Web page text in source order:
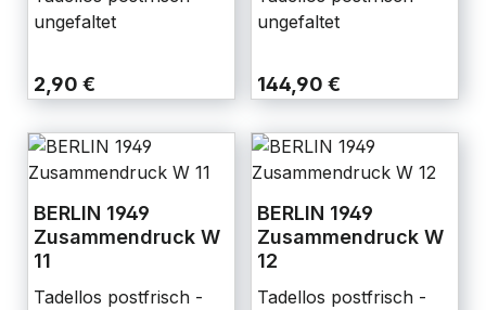
ungefaltet
2,90 €
ungefaltet
144,90 €
BERLIN 1949
Zusammendruck W
11
Tadellos postfrisch -
BERLIN 1949
Zusammendruck W
12
Tadellos postfrisch -